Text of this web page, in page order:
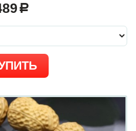
a